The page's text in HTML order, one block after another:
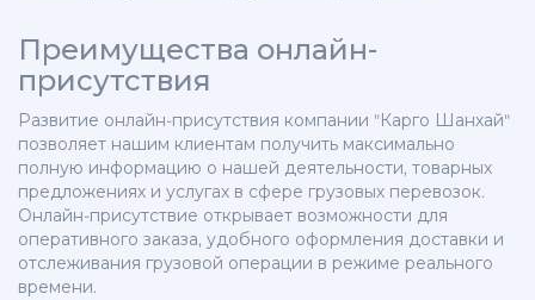
Преимущества онлайн-
присутствия
Развитие онлайн-присутствия компании "Карго Шанхай"
позволяет нашим клиентам получить максимально
полную информацию о нашей деятельности, товарных
предложениях и услугах в сфере грузовых перевозок.
Онлайн-присутствие открывает возможности для
оперативного заказа, удобного оформления доставки и
отслеживания грузовой операции в режиме реального
времени.